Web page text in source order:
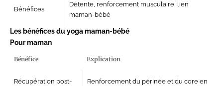
Bénéfices
Détente, renforcement musculaire, lien
maman-bébé
Les bénéfices du yoga maman-bébé
Pour maman
Bénéfice Explication
Récupération post-
Renforcement du périnée et du core en